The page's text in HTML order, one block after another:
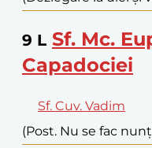
9 L Sf. Mc.
Capadociei
Sf. Cuv. Vadim
(Post. Nu se fac